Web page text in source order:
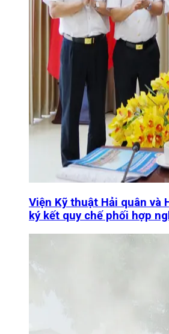
Viện Kỹ thuật Hải quân và
ký kết quy chế phối hợp